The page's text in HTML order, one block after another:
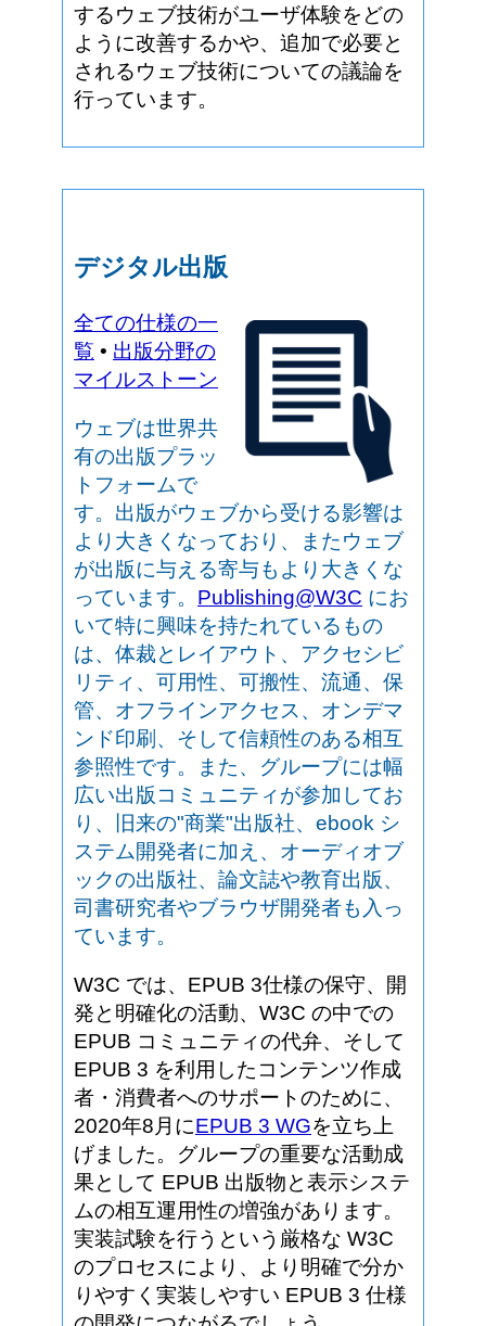
するウェブ技術がユーザ体験をどの
ように改善するかや、追加で必要と
されるウェブ技術についての議論を
行っています。
デジタル出版
全ての仕様の一
覧 • 出版分野の
マイルストーン
ウェブは世界共
有の出版プラッ
トフォームで
す。出版がウェブから受ける影響は
より大きくなっており、またウェブ
が出版に与える寄与もより大きくな
っています。 Publishing@W3C にお
いて特に興味を持たれているもの
は、体裁とレイアウト、アクセシビ
リティ、可用性、可搬性、流通、保
管、オフラインアクセス、オンデマ
ンド印刷、そして信頼性のある相互
参照性です。また、グループには幅
広い出版コミュニティが参加してお
り、旧来の"商業"出版社、ebook シ
ステム開発者に加え、オーディオブ
ックの出版社、論文誌や教育出版、
司書研究者やブラウザ開発者も入っ
ています。
W3C では、EPUB 3仕様の保守、開
発と明確化の活動、W3C の中での
EPUB コミュニティの代弁、そして
EPUB 3 を利用したコンテンツ作成
者・消費者へのサポートのために、
2020年8月にEPUB 3 WGを立ち上
げました。グループの重要な活動成
果として EPUB 出版物と表示システ
ムの相互運用性の増強があります。
実装試験を行うという厳格な W3C
のプロセスにより、より明確で分か
りやすく実装しやすい EPUB 3 仕様